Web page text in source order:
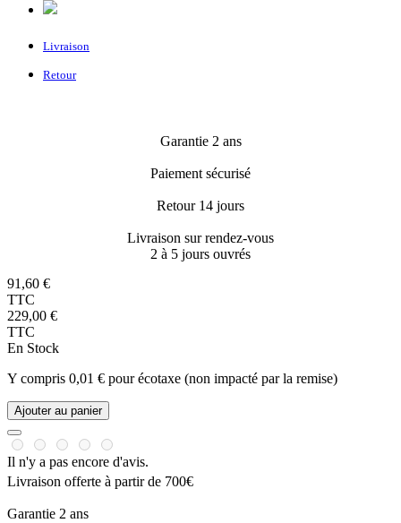
Livraison
Retour
Garantie 2 ans
Paiement sécurisé
Retour 14 jours
Livraison sur rendez-vous
2 à 5 jours ouvrés
91,60 €
TTC
229,00 €
TTC
En Stock
Y compris 0,01 € pour écotaxe (non impacté par la remise)
Ajouter au panier
Il n'y a pas encore d'avis.
Livraison offerte à partir de 700€
Garantie 2 ans